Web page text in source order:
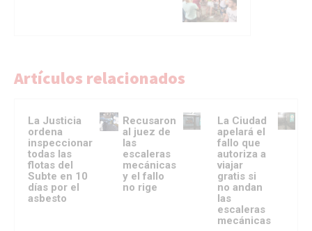
Artículos relacionados
La Justicia
ordena
inspeccionar
todas las
flotas del
Subte en 10
días por el
asbesto
Recusaron
al juez de
las
escaleras
mecánicas
y el fallo
no rige
La Ciudad
apelará el
fallo que
autoriza a
viajar
gratis si
no andan
las
escaleras
mecánicas